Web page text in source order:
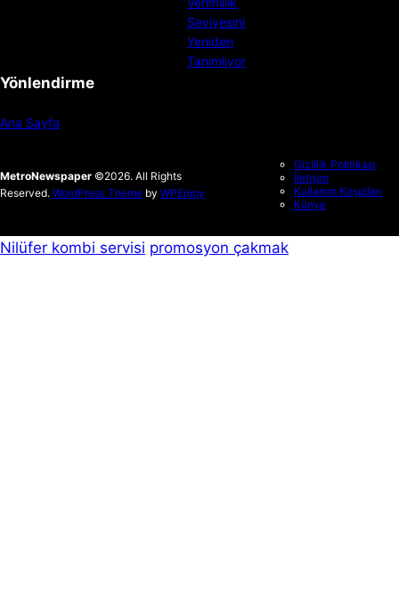
Yönlendirme
Ana Sayfa
MetroNewspaper ©2026. All Rights
Reserved. WordPress Theme by WPEnjoy
Gizlilik Politikası
İletişim
Kullanım Koşulları
Künye
Nilüfer kombi servisi promosyon çakmak